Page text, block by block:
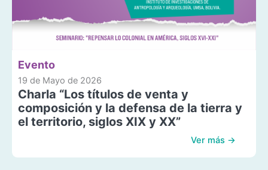
Evento
19 de Mayo de 2026
Charla “Los títulos de venta y
composición y la defensa de la tierra y
el territorio, siglos XIX y XX”
Ver más →